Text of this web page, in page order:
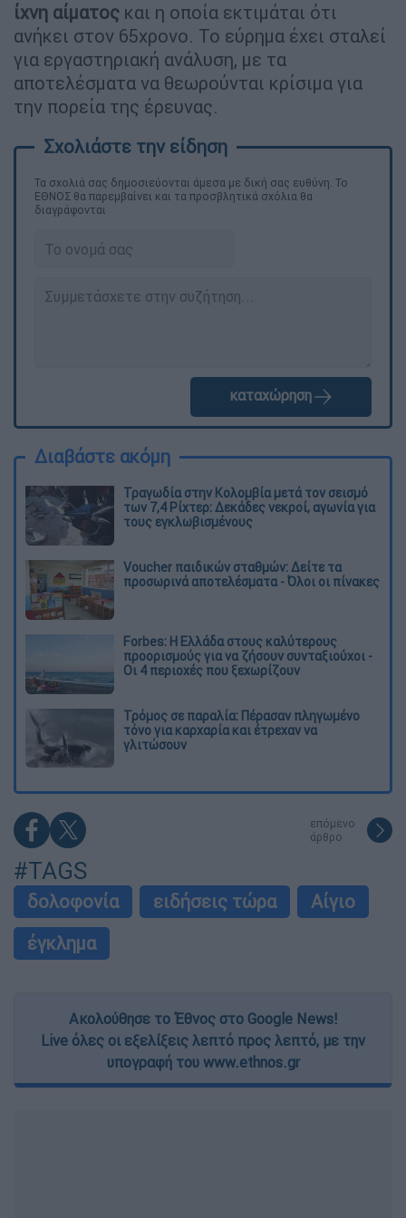
ίχνη αίματος και η οποία εκτιμάται ότι
ανήκει στον 65χρονο. Το εύρημα έχει σταλεί
για εργαστηριακή ανάλυση, με τα
αποτελέσματα να θεωρούνται κρίσιμα για
την πορεία της έρευνας.
Τα σχολιά σας δημοσιεύονται άμεσα με δική σας ευθύνη. Το
ΕΘΝΟΣ θα παρεμβαίνει και τα προσβλητικά σχόλια θα
διαγράφονται
καταχώρηση
Διαβάστε ακόμη
Τραγωδία στην Κολομβία μετά τον σεισμό
των 7,4 Ρίχτερ: Δεκάδες νεκροί, αγωνία για
τους εγκλωβισμένους
Voucher παιδικών σταθμών: Δείτε τα
προσωρινά αποτελέσματα - Όλοι οι πίνακες
Forbes: Η Ελλάδα στους καλύτερους
προορισμούς για να ζήσουν συνταξιούχοι -
Οι 4 περιοχές που ξεχωρίζουν
Τρόμος σε παραλία: Πέρασαν πληγωμένο
τόνο για καρχαρία και έτρεχαν να
γλιτώσουν
επόμενο
άρθρο
#TAGS
δολοφονία ειδήσεις τώρα
Αίγιο
έγκλημα
Ακολούθησε το Έθνος στο Google News!
Live όλες οι εξελίξεις λεπτό προς λεπτό, με την
υπογραφή του www.ethnos.gr